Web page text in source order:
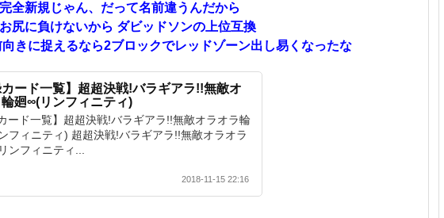
全新規じゃん、だって名前違うんだから
尻に負けないから ダビッドソンの上位互換
きに捉えるなら2ブロックでレッドゾーン出し易くなったな
カード一覧】超超決戦!バラギアラ!!無敵オ
廻∞(リンフィニティ)
ード一覧】超超決戦!バラギアラ!!無敵オラオラ輪
フィニティ) 超超決戦!バラギアラ!!無敵オラオラ
ンフィニティ...
2018-11-15 22:16